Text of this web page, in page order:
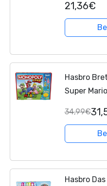
für 2–6
21,36€
Hasbro
Super
Kingdom
Luigi,
34,99€
Hasbro